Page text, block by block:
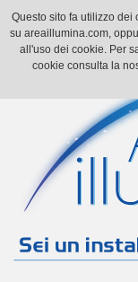
Il mio account Il mio
Questo sito fa utilizzo
su areaillumina.com,
all'uso dei cookie. Per
cookie consulta la